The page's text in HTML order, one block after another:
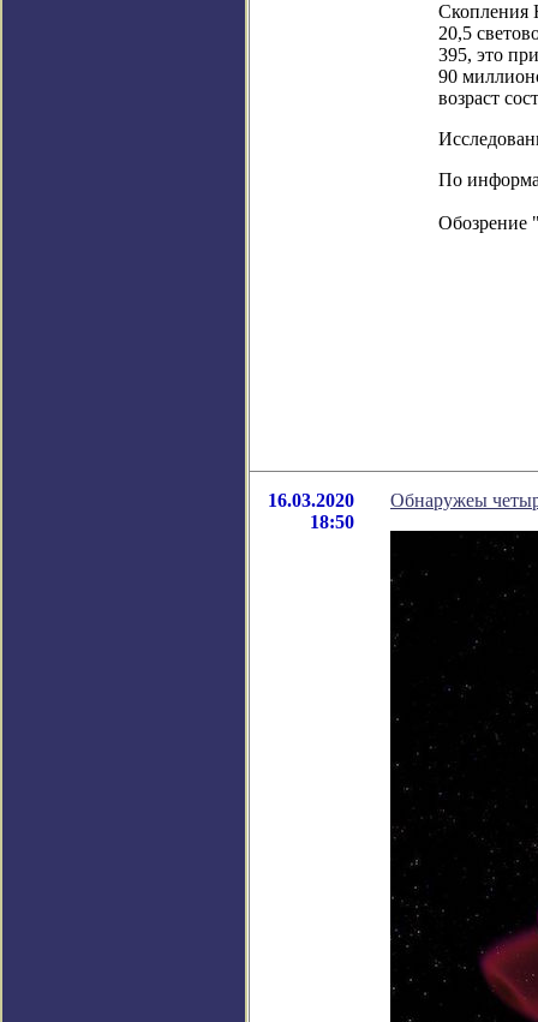
Скопления
20,5
395, это
90
возраст
По
Обозрение
16.03.2020
18:50
Обнаружеы